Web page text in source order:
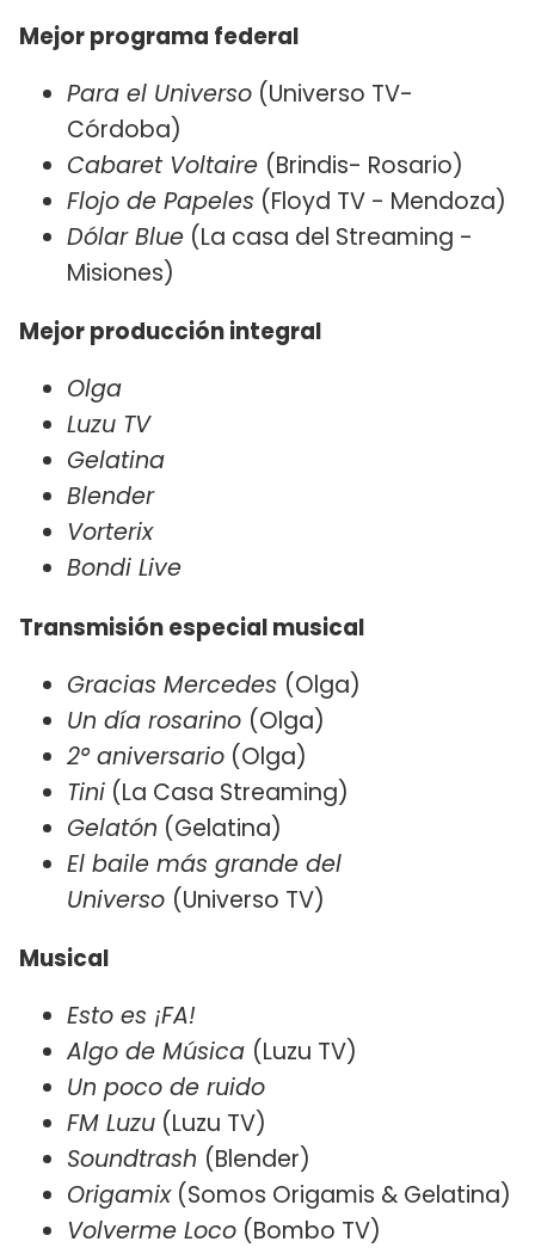
Mejor programa federal
Para el Universo (Universo TV-
Córdoba)
Cabaret Voltaire (Brindis- Rosario)
Flojo de Papeles (Floyd TV - Mendoza)
Dólar Blue (La casa del Streaming -
Misiones)
Mejor producción integral
Olga
Luzu TV
Gelatina
Blender
Vorterix
Bondi Live
Transmisión especial musical
Gracias Mercedes (Olga)
Un día rosarino (Olga)
2° aniversario (Olga)
Tini (La Casa Streaming)
Gelatón (Gelatina)
El baile más grande del
Universo (Universo TV)
Musical
Esto es ¡FA!
Algo de Música (Luzu TV)
Un poco de ruido
FM Luzu (Luzu TV)
Soundtrash (Blender)
Origamix(Somos Origamis & Gelatina)
Volverme Loco (Bombo TV)